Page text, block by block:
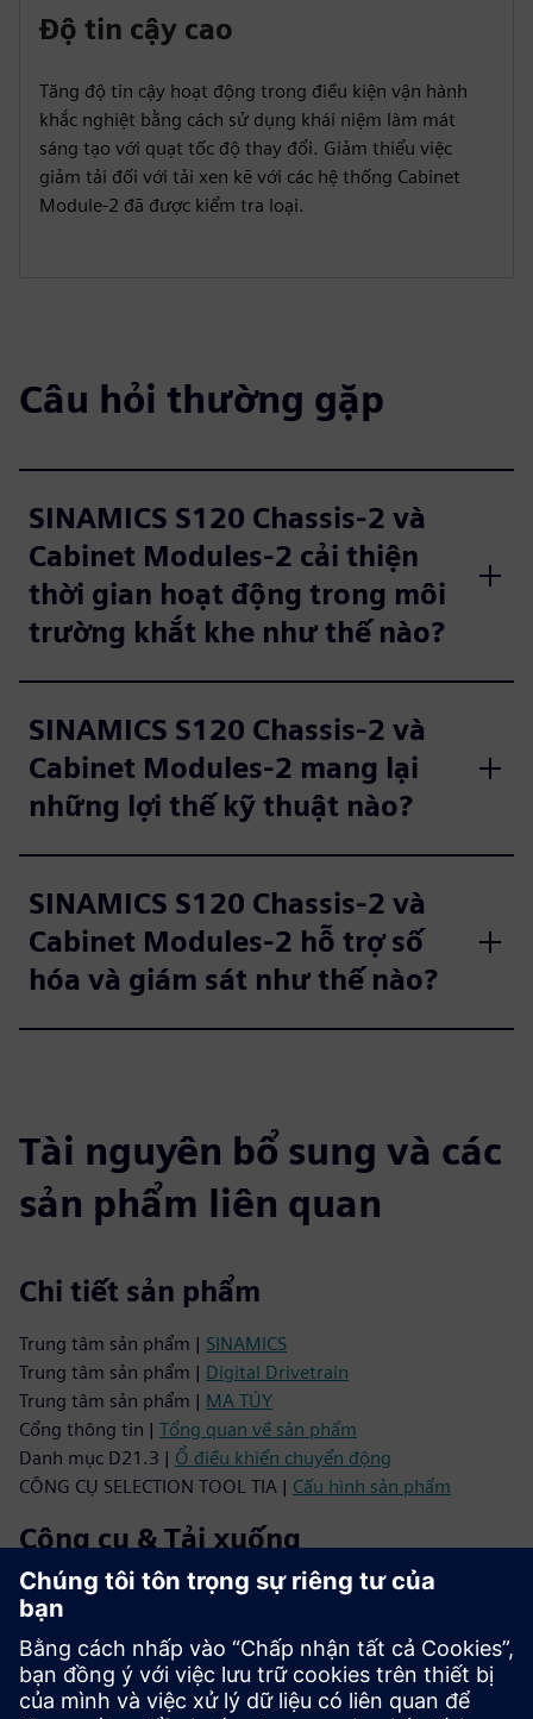
Độ tin cậy cao
Tăng độ tin cậy hoạt động trong điều kiện vận hành
khắc nghiệt bằng cách sử dụng khái niệm làm mát
sáng tạo với quạt tốc độ thay đổi. Giảm thiểu việc
giảm tải đối với tải xen kẽ với các hệ thống Cabinet
Module-2 đã được kiểm tra loại.
Câu hỏi thường gặp
SINAMICS S120 Chassis-2 và
Cabinet Modules-2 cải thiện
thời gian hoạt động trong môi
trường khắt khe như thế nào?
SINAMICS S120 Chassis-2 và
Cabinet Modules-2 mang lại
những lợi thế kỹ thuật nào?
SINAMICS S120 Chassis-2 và
Cabinet Modules-2 hỗ trợ số
hóa và giám sát như thế nào?
Tài nguyên bổ sung và các
sản phẩm liên quan
Chi tiết sản phẩm
Trung tâm sản phẩm | SINAMICS
Trung tâm sản phẩm | Digital Drivetrain
Trung tâm sản phẩm | MA TÚY
Cổng thông tin | Tổng quan về sản phẩm
Danh mục D21.3 | Ổ điều khiển chuyển động
CÔNG CỤ SELECTION TOOL TIA | Cấu hình sản phẩm
Công cụ & Tải xuống
CỔNG THÔNG TIN TIA STEP 7 |Phần mềm dùng thử
Cơ sở dữ liệu hình ảnh |
Trình quản lý tải xuống CAx |Dữ liệu CAx
Hỗ trợ trực tuyến